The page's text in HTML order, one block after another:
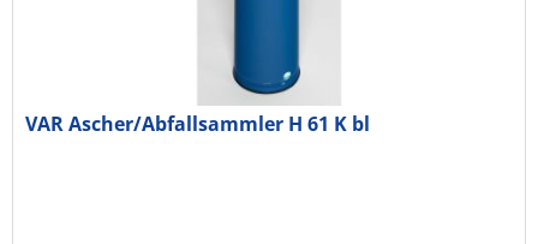
VAR Ascher/Abfallsammler H 61 K bl